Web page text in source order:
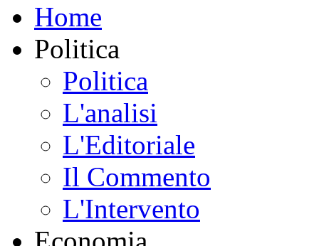
Home
Politica
Politica
L'analisi
L'Editoriale
Il Commento
L'Intervento